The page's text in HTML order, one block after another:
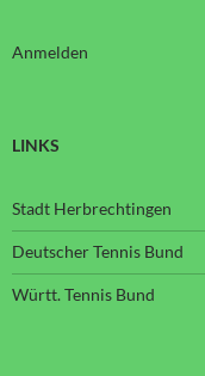
Anmelden
LINKS
Stadt Herbrechtingen
Deutscher Tennis Bund
Württ. Tennis Bund